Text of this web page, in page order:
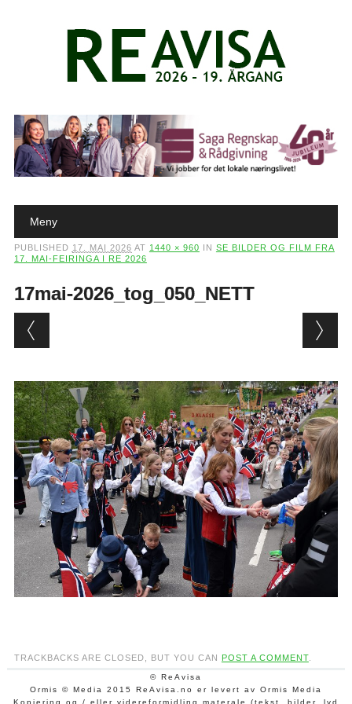
Main menu
Meny
PUBLISHED 17. MAI 2026 AT 1440 × 960 IN SE BILDER OG FILM FRA
17. MAI-FEIRINGA I RE 2026
17mai-2026_tog_050_NETT
TRACKBACKS ARE CLOSED, BUT YOU CAN POST A COMMENT.
© ReAvisa
Ormis © Media 2015 ReAvisa.no er levert av Ormis Media
Kopiering og / eller videreformidling materale (tekst, bilder, lyd